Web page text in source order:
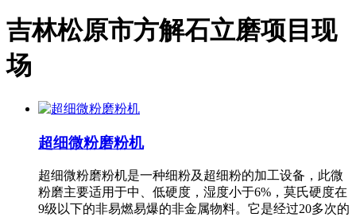
吉林松原市方解石立磨项目现
场
超细微粉磨粉机
超细微粉磨粉机是一种细粉及超细粉的加工设备，此微
粉磨主要适用于中、低硬度，湿度小于6%，莫氏硬度在
9级以下的非易燃易爆的非金属物料。它是经过20多次的